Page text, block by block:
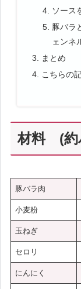
ソース
豚バラ
ェンネ
まとめ
こちらの
材料 (約
豚バラ肉
小麦粉
玉ねぎ
セロリ
にんにく